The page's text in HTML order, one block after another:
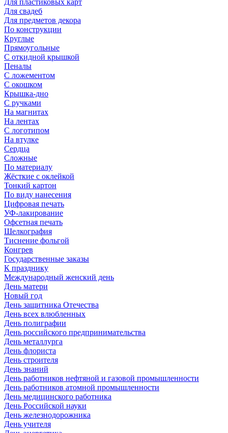
Для пластиковых карт
Для свадеб
Для предметов декора
По конструкции
Круглые
Прямоугольные
С откидной крышкой
Пеналы
С ложементом
С окошком
Крышка-дно
С ручками
На магнитах
На лентах
С логотипом
На втулке
Сердца
Сложные
По материалу
Жёсткие с оклейкой
Тонкий картон
По виду нанесения
Цифровая печать
УФ-лакирование
Офсетная печать
Шелкография
Тиснение фольгой
Конгрев
Государственные заказы
К празднику
Международный женский день
День матери
Новый год
День защитника Отечества
День всех влюбленных
День полиграфии
День российского предпринимательства
День металлурга
День флориста
День строителя
День знаний
День работников нефтяной и газовой промышленности
День работников атомной промышленности
День медицинского работника
День Российской науки
День железнодорожника
День учителя